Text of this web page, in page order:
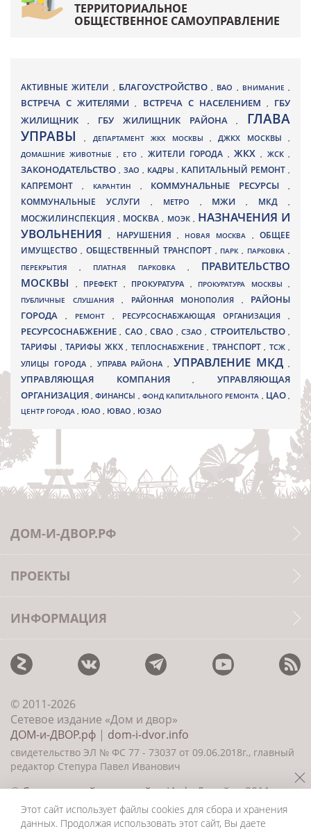
ТЕРРИТОРИАЛЬНОЕ
ОБЩЕСТВЕННОЕ САМОУПРАВЛЕНИЕ
АКТИВНЫЕ ЖИТЕЛИ , БЛАГОУСТРОЙСТВО , ВАО , ВНИМАНИЕ ,
ВСТРЕЧА С ЖИТЕЛЯМИ, ВСТРЕЧА С НАСЕЛЕНИЕМ , ГБУ
ЖИЛИЩНИК
, ГБУ ЖИЛИЩНИК РАЙОНА, ГЛАВА
УПРАВЫ, ДЕПАРТАМЕНТ ЖКХ МОСКВЫ ,ДЖКХ МОСКВЫ ,
ДОМАШНИЕ ЖИВОТНЫЕ , ЕТО, ЖИТЕЛИ ГОРОДА , ЖКХ, ЖСК,
ЗАКОНОДАТЕЛЬСТВО , ЗАО , КАДРЫ, КАПИТАЛЬНЫЙ РЕМОНТ ,
КАПРЕМОНТ , КАРАНТИН , КОММУНАЛЬНЫЕ РЕСУРСЫ,
КОММУНАЛЬНЫЕ УСЛУГИ , МЕТРО , МЖИ, МКД ,
МОСЖИЛИНСПЕКЦИЯ, МОСКВА , МОЭК , НАЗНАЧЕНИЯ И
УВОЛЬНЕНИЯ, НАРУШЕНИЯ , НОВАЯ МОСКВА ,ОБЩЕЕ
ИМУЩЕСТВО , ОБЩЕСТВЕННЫЙ ТРАНСПОРТ , ПАРК, ПАРКОВКА ,
ПЕРЕКРЫТИЯ , ПЛАТНАЯ ПАРКОВКА , ПРАВИТЕЛЬСТВО
МОСКВЫ
, ПРЕФЕКТ , ПРОКУРАТУРА , ПРОКУРАТУРА МОСКВЫ ,
ПУБЛИЧНЫЕ СЛУШАНИЯ , РАЙОННАЯ МОНОПОЛИЯ , РАЙОНЫ
ГОРОДА
, РЕМОНТ , РЕСУРСОСНАБЖАЮЩАЯ ОРГАНИЗАЦИЯ ,
РЕСУРСОСНАБЖЕНИЕ, САО,СВАО ,СЗАО, СТРОИТЕЛЬСТВО,
ТАРИФЫ , ТАРИФЫ ЖКХ , ТЕПЛОСНАБЖЕНИЕ , ТРАНСПОРТ , ТСЖ ,
УЛИЦЫ ГОРОДА , УПРАВА РАЙОНА , УПРАВЛЕНИЕ МКД ,
УПРАВЛЯЮЩАЯ КОМПАНИЯ,УПРАВЛЯЮЩАЯ
ОРГАНИЗАЦИЯ,ФИНАНСЫ , ФОНД КАПИТАЛЬНОГО РЕМОНТА , ЦАО,
ЦЕНТР ГОРОДА , ЮАО , ЮВАО , ЮЗАО
ДОМ-И-ДВОР.РФ
ПРОЕКТЫ
ИНФОРМАЦИЯ
© 2011-2026
Сетевое издание «Дом и двор»
ДОМ-и-ДВОР.рф | dom-i-dvor.info
свидетельство ЭЛ № ФС 77 - 73037 от 09.06.2018г., главный
редактор Степура Павел Иванович
©Создание сайта и дизайн«ИнфоДизайн» 2011—
2026
Этот сайт использует файлы cookies для сбора и хранения
данных. Продолжая использовать этот сайт, Вы даете